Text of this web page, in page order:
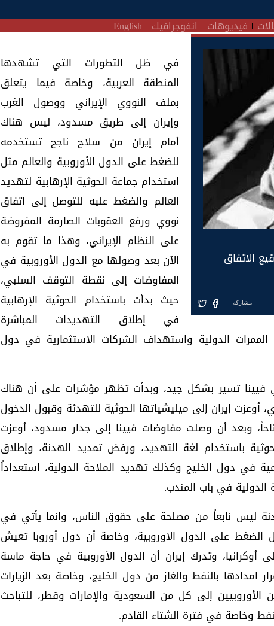
فيديوهات انفوجرافيك English
الاتفاق
مشاركة
في ظل التطورات التي تشهدها
المنطقة العربية، وخاصة فيما يتعلق
بملف النووي الإيراني ووصول الغرب
وإيران إلى طريق مسدود، ليس هناك
أمام إيران من سلاح ناجح تستخدمه
للضغط على الدول الأوروبية والعالم مثل
استخدام جماعة الحوثية الإرهابية لتهديد
العالم والضغط عليه للتوصل إلى اتفاق
نووي ورفع العقوبات الصارمة المفروضة
على النظام الإيراني، وهذا ما تقوم به
الآن بعد وصولها مع الدول الأوروبية في
المفاوضات إلى نقطة التوقف السلبي،
حيث بدأت باستخدام الحوثية الإرهابية
في إطلاق التهديدات المباشرة
الدولية واستهداف الشركات الاستثمارية في دول
فيينا تسير بشكل جيد، وبدأت تظهر مؤشرات على أن هناك
أوعزت إيران إلى ميليشياتها الحوثية للتهدئة وقبول الدخول
وبعد أن وصلت مفاوضات فيينا إلى جدار مسدود، أوعزت
باستخدام لغة التهديد، ورفض تمديد الهدنة، وإطلاق
في دول الخليج وكذلك تهديد الملاحة الدولية، استعداداً
الدولية في باب المندب.
ليس نابعاً من مصلحة على حقوق الناس، وانما يأتي في
الضغط على الدول الاوروبية، وخاصة أن دول أوروبا تعيش
أوكرانيا، وتدرك إيران أن الدول الأوروبية في حاجة ماسة
امدادها بالنفط والغاز من دول الخليج، وخاصة بعد الزيارات
إلى كل من السعودية والإمارات وقطر، للتباحث
وخاصة في فترة الشتاء القادم.